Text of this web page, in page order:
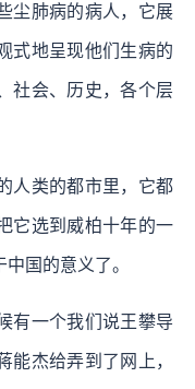
尘肺病的病人，它展
式地呈现他们生病的
社会、历史，各个层
人类的都市里，它都
它选到威柏十年的一
国的意义了。
有一个我们说王攀导
能杰给弄到了网上，